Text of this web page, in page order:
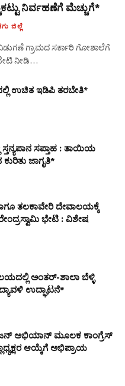
ನಿರ್ವಹಣೆಗೆ ಮೆಚ್ಚುಗೆ*
ಜಿಲ್ಲೆ
ಗ್ರಾಮದ ಸರ್ಕಾರಿ ಗೋಶಾಲೆಗೆ
ನೀಡಿ…
ಉಚಿತ ಇಡಿಪಿ ತರಬೇತಿ*
ಸಪ್ತಾಹ : ತಾಯಿಯ
ಜಾಗೃತಿ*
ತಲಕಾವೇರಿ ದೇವಾಲಯಕ್ಕೆ
ಭೇಟಿ : ವಿಶೇಷ
ಅಂತರ್-ಶಾಲಾ ಬೆಳ್ಳಿ
ಉದ್ಘಾಟನೆ*
ಅಭಿಯಾನ್ ಮೂಲಕ ಕಾಂಗ್ರೆಸ್
ಆಯ್ಕೆಗೆ ಅಭಿಪ್ರಾಯ